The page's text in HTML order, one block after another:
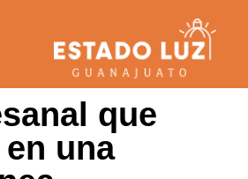
que
una